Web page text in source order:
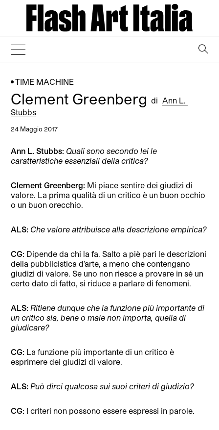
TIME MACHINE
Clement Greenbergdi Ann L.
Stubbs
24 Maggio 2017
Ann L. Stubbs: Quali sono secondo lei le
caratteristiche essenziali della critica?
Clement Greenberg: Mi piace sentire dei giudizi di
valore. La prima qualità di un critico è un buon occhio
o un buon orecchio.
ALS: Che valore attribuisce alla descrizione empirica?
CG: Dipende da chi la fa. Salto a piè pari le descrizioni
della pubblicistica d’arte, a meno che contengano
giudizi di valore. Se uno non riesce a provare in sé un
certo dato di fatto, si riduce a parlare di fenomeni.
ALS: Ritiene dunque che la funzione più importante di
un critico sia, bene o male non importa, quella di
giudicare?
CG: La funzione più importante di un critico è
esprimere dei giudizi di valore.
ALS: Può dirci qualcosa sui suoi criteri di giudizio?
CG: I criteri non possono essere espressi in parole.